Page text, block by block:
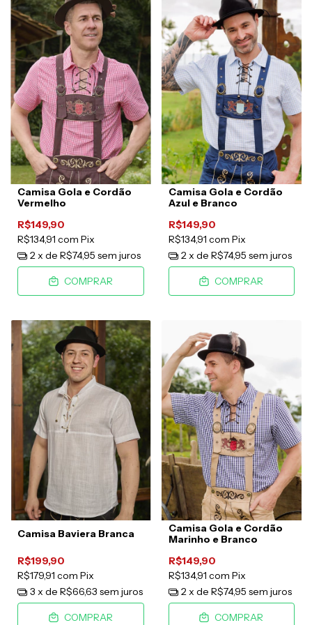
Camisa Gola e Cordão
Vermelho
R$149,90
R$134,91 com Pix
2x de R$74,95 sem juros
COMPRAR
Camisa Gola e Cordão
Azul e Branco
R$149,90
R$134,91 com Pix
2x de R$74,95 sem juros
COMPRAR
Camisa Baviera Branca
R$199,90
R$179,91 com Pix
3 x de R$66,63 sem juros
COMPRAR
Camisa Gola e Cordão
Marinho e Branco
R$149,90
R$134,91 com Pix
2x de R$74,95 sem juros
COMPRAR